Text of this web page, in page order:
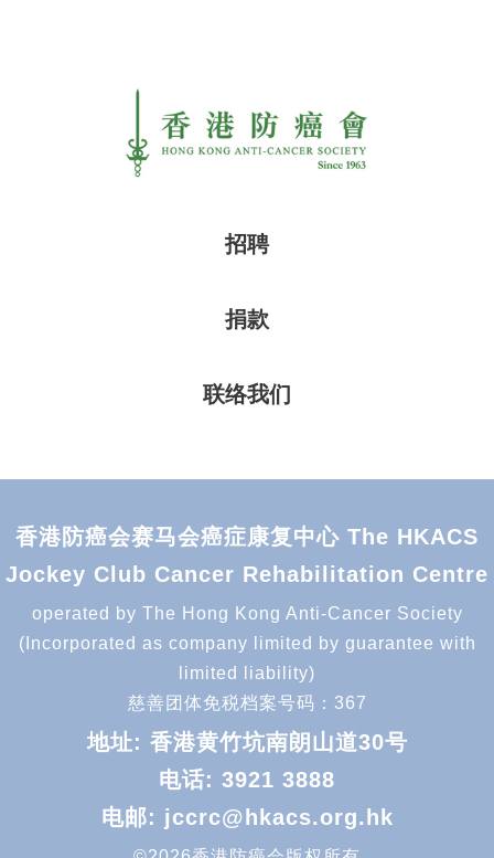
招聘
捐款
联络我们
香港防癌会赛马会癌症康复中心 The HKACS
Jockey Club Cancer Rehabilitation Centre
operated by The Hong Kong Anti-Cancer Society
(Incorporated as company limited by guarantee with
limited liability)
慈善团体免税档案号码：367
地址: 香港黄竹坑南朗山道30号
电话: 3921 3888
电邮: jccrc@hkacs.org.hk